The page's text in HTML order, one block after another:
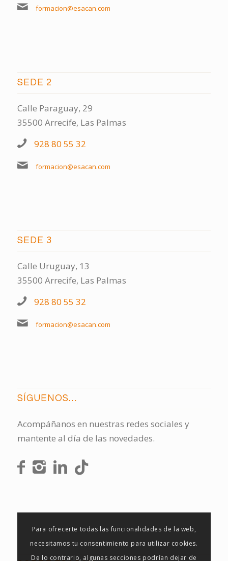
formacion@esacan.com
SEDE 2
Calle Paraguay, 29
35500 Arrecife, Las Palmas
928 80 55 32
formacion@esacan.com
SEDE 3
Calle Uruguay, 13
35500 Arrecife, Las Palmas
928 80 55 32
formacion@esacan.com
SÍGUENOS…
Acompáñanos en nuestras redes sociales y
mantente al día de las novedades.
Para ofrecerte todas las funcionalidades de la web,
necesitamos tu consentimiento para utilizar cookies.
De lo contrario, algunas secciones podrían dejar de